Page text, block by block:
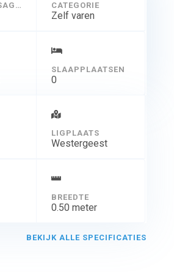
AANTAL PASSAGIERS CATEGORIE
Zelf varen
SLAAPPLAATSEN
0
LIGPLAATS
Westergeest
BREEDTE
0.50 meter
BEKIJK ALLE SPECIFICATIES